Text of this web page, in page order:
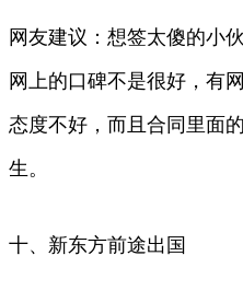
网友建议：想签太傻的小
网上的口碑不是很好，有
态度不好，而且合同里面
生。
十、新东方前途出国